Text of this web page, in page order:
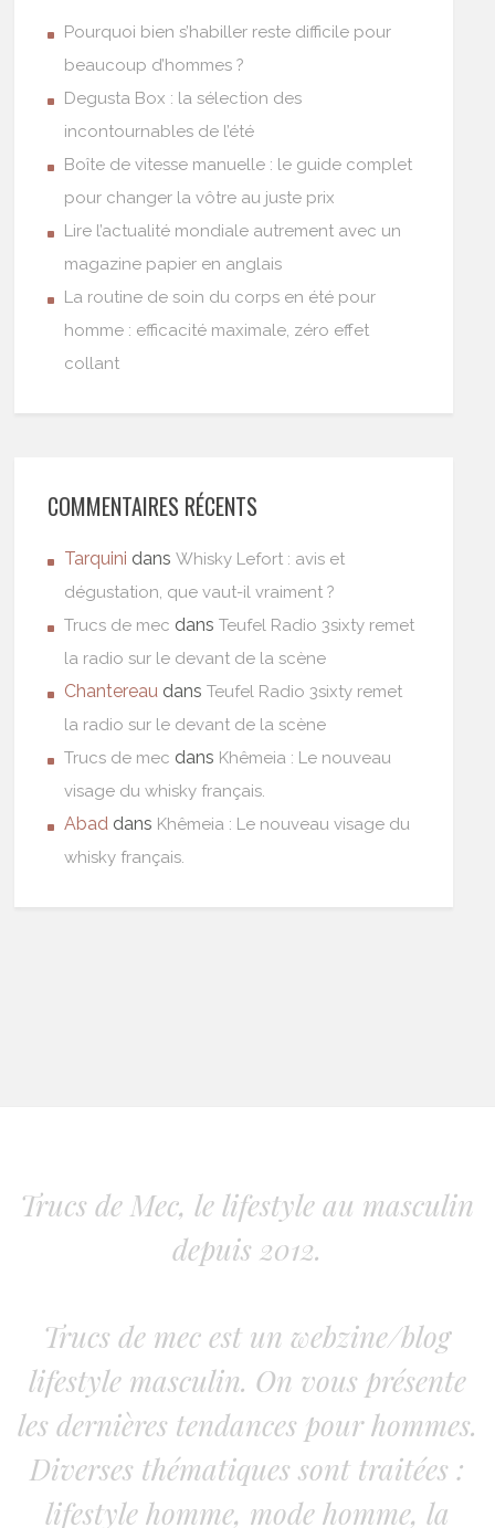
Pourquoi bien s’habiller reste difficile pour
beaucoup d’hommes ?
Degusta Box : la sélection des
incontournables de l’été
Boîte de vitesse manuelle : le guide complet
pour changer la vôtre au juste prix
Lire l’actualité mondiale autrement avec un
magazine papier en anglais
La routine de soin du corps en été pour
homme : efficacité maximale, zéro effet
collant
COMMENTAIRES RÉCENTS
Tarquini dansWhisky Lefort : avis et
dégustation, que vaut-il vraiment ?
Trucs de mec dansTeufel Radio 3sixty remet
la radio sur le devant de la scène
Chantereau dansTeufel Radio 3sixty remet
la radio sur le devant de la scène
Trucs de mec dans Khêmeia : Le nouveau
visage du whisky français.
Abad dans Khêmeia : Le nouveau visage du
whisky français.
Trucs de Mec, le lifestyle au masculin
depuis 2012.
Trucs de mec est un webzine/blog
lifestyle masculin. On vous présente
les dernières tendances pour hommes.
Diverses thématiques sont traitées :
lifestyle homme, mode homme, la